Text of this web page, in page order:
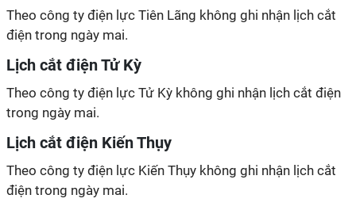
Theo công ty điện lực Tiên Lãng không ghi nhận lịch cắt
điện trong ngày mai.
Lịch cắt điện Tử Kỳ
Theo công ty điện lực Tử Kỳ không ghi nhận lịch cắt điện
trong ngày mai.
Lịch cắt điện Kiến Thụy
Theo công ty điện lực Kiến Thụy không ghi nhận lịch cắt
điện trong ngày mai.